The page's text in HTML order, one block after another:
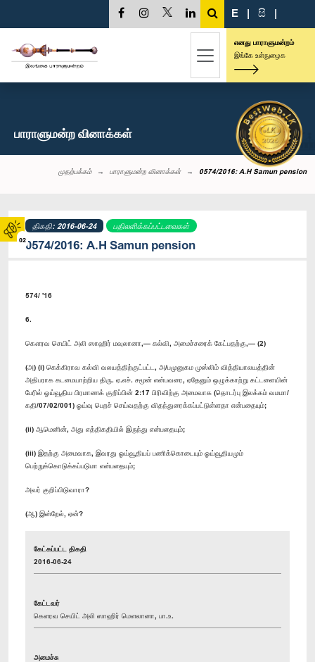
02
E | සි |
எனது பாராளுமன்றம்
இங்கே உள்நுழைக
பாராளுமன்ற வினாக்கள்
முதற்பக்கம் பாராளுமன்ற வினாக்கள் 0574/2016: A.H Samun pension
திகதி: 2016-06-24 பதிலளிக்கப்பட்டவைகள்
0574/2016: A.H Samun pension
574/ '16
6.
கௌரவ செயிட் அலி ஸாஹிர் மவுலானா,— கல்வி, அமைச்சரைக் கேட்பதற்கு,— (2)
(அ) (i) கெக்கிராவ கல்வி வலயத்திற்குட்பட்ட, அ/பமுனுகம முஸ்லிம் வித்தியாலயத்தின்
அதிபராக கடமையாற்றிய திரு. ஏ.எச். சமூன் என்பவரை, ஏதேனும் ஒழுக்காற்று கட்டளையின்
பேரில் ஓய்வூதிய பிரமாணக் குறிப்பின் 2:17 பிரிவிற்கு அமைவாக (தொடர்பு இலக்கம் வமமா/
கதி/07/02/001) ஓய்வு பெறச் செய்வதற்கு விதந்துரைக்கப்பட்டுள்ளதா என்பதையும்;
(ii) ஆமெனின், அது எத்திகதியில் இருந்து என்பதையும்;
(iii) இதற்கு அமைவாக, இவரது ஓய்வூதியப் பணிக்கொடையும் ஓய்வூதியமும்
பெற்றுக்கொடுக்கப்படுமா என்பதையும்;
அவர் குறிப்பிடுவாரா?
(ஆ) இன்றேல், ஏன்?
கேட்கப்பட்ட திகதி
2016-06-24
கேட்டவர்
கௌரவ செயிட் அலி ஸாஹிர் மௌலானா, பா.உ.
அமைச்சு